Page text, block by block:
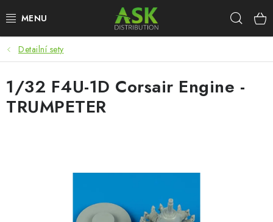
na
WARHAMMER
ASK PRODUKTY
NOVINKY
BARVY A POMŮCKY
Detailní sety
1/32 F4U-1D Corsair Engine -
TRUMPETER